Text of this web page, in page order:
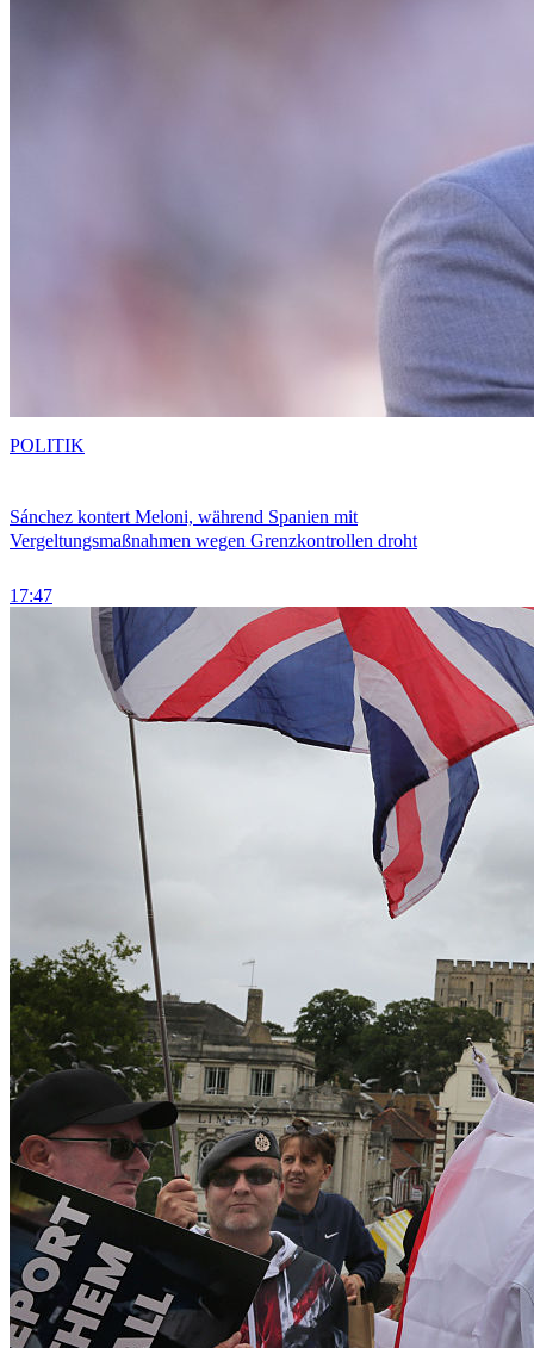
Sánchez kontert Meloni, während Spanien mit
Vergeltungsmaßnahmen wegen Grenzkontrollen droht
17:47
POLITIK